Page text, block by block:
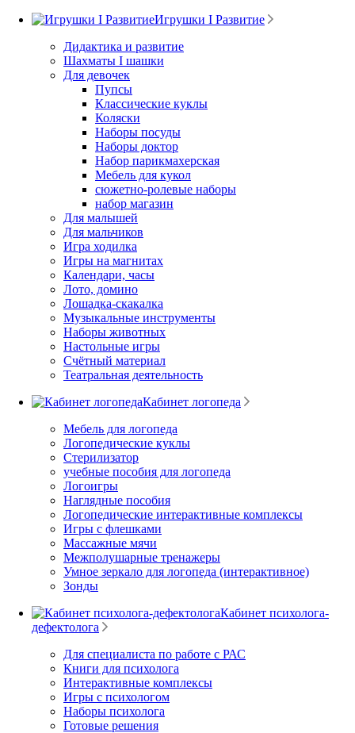
Игрушки I Развитие
Дидактика и развитие
Шахматы I шашки
Для девочек
Пупсы
Классические куклы
Коляски
Наборы посуды
Наборы доктор
Набор парикмахерская
Мебель для кукол
сюжетно-ролевые наборы
набор магазин
Для малышей
Для мальчиков
Игра ходилка
Игры на магнитах
Календари, часы
Лото, домино
Лошадка-скакалка
Музыкальные инструменты
Наборы животных
Настольные игры
Счётный материал
Театральная деятельность
Кабинет логопеда
Мебель для логопеда
Логопедические куклы
Стерилизатор
учебные пособия для логопеда
Логоигры
Наглядные пособия
Логопедические интерактивные комплексы
Игры с флешками
Массажные мячи
Межполушарные тренажеры
Умное зеркало для логопеда (интерактивное)
Зонды
Кабинет психолога-
дефектолога
Для специалиста по работе с РАС
Книги для психолога
Интерактивные комплексы
Игры с психологом
Наборы психолога
Готовые решения